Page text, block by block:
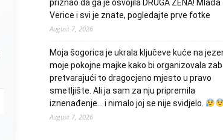
priznao da ga je osvojila DRUGA ŽENA! Mlađa
Verice i svi je znate, pogledajte prve fotke
August 7, 2026
Moja šogorica je ukrala ključeve kuće na
moje pokojne majke kako bi organizovala
pretvarajući to dragocjeno mjesto u pravo
smetljište. Ali ja sam za nju pripremila
iznenađenje… i nimalo joj se nije svidjelo.
August 7, 2026